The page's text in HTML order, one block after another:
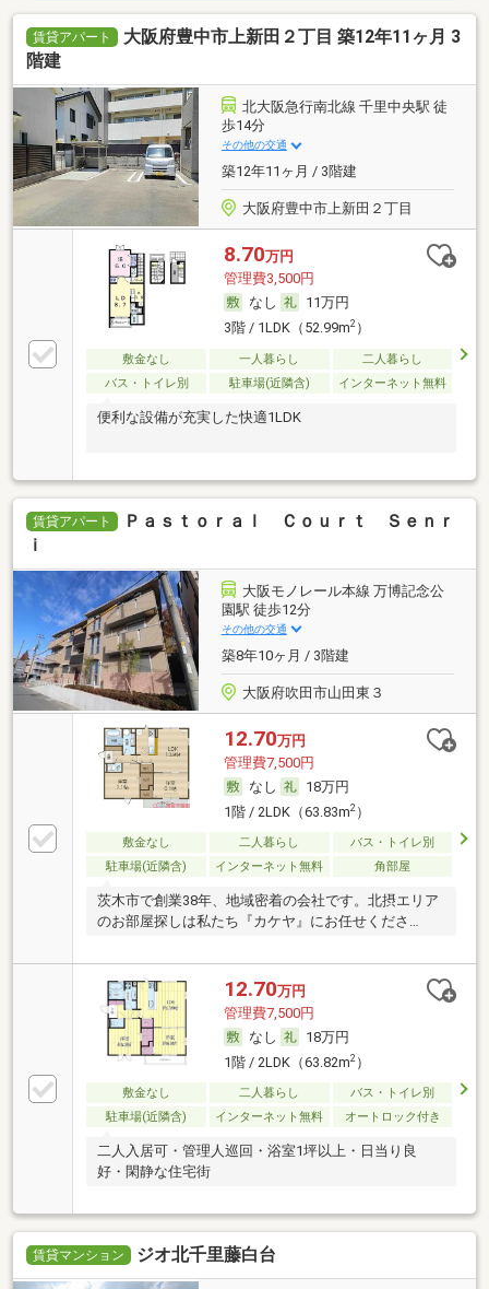
賃貸アパート
大阪府豊中市上新田２丁目 築12年11ヶ月 3
階建
北大阪急行南北線 千里中央駅 徒
歩14分
その他の交通
築12年11ヶ月 / 3階建
大阪府豊中市上新田２丁目
8.70万円
管理費3,500円
なし
11万円
3階 / 1LDK（52.99m2）
敷金なし 一人暮らし
二人暮らし
バス・トイレ別
駐車場(近隣含) インターネット無料
便利な設備が充実した快適1LDK
賃貸アパート
Ｐａｓｔｏｒａｌ Ｃｏｕｒｔ Ｓｅｎｒ
ｉ
大阪モノレール本線 万博記念公
園駅 徒歩12分
その他の交通
築8年10ヶ月 / 3階建
大阪府吹田市山田東３
12.70万円
管理費7,500円
なし
18万円
1階 / 2LDK（63.83m2）
敷金なし 二人暮らし
バス・トイレ別
駐車場(近隣含)
インターネット無料 角部屋
茨木市で創業38年、地域密着の会社です。北摂エリア
のお部屋探しは私たち『カケヤ』にお任せくださ
12.70万円
管理費7,500円
なし
18万円
1階 / 2LDK（63.82m2）
敷金なし 二人暮らし
バス・トイレ別
駐車場(近隣含)
インターネット無料 オートロック付き
二人入居可・管理人巡回・浴室1坪以上・日当り良
好・閑静な住宅街
賃貸マンション ジオ北千里藤白台